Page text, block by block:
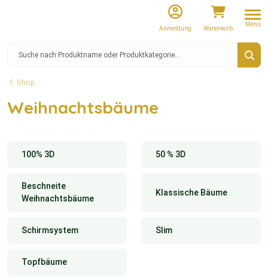
Anmeldung Warenkorb
Menü
Shop
Weihnachtsbäume
100% 3D 50 % 3D
Beschneite
Weihnachtsbäume
Klassische Bäume
Schirmsystem Slim
Topfbäume